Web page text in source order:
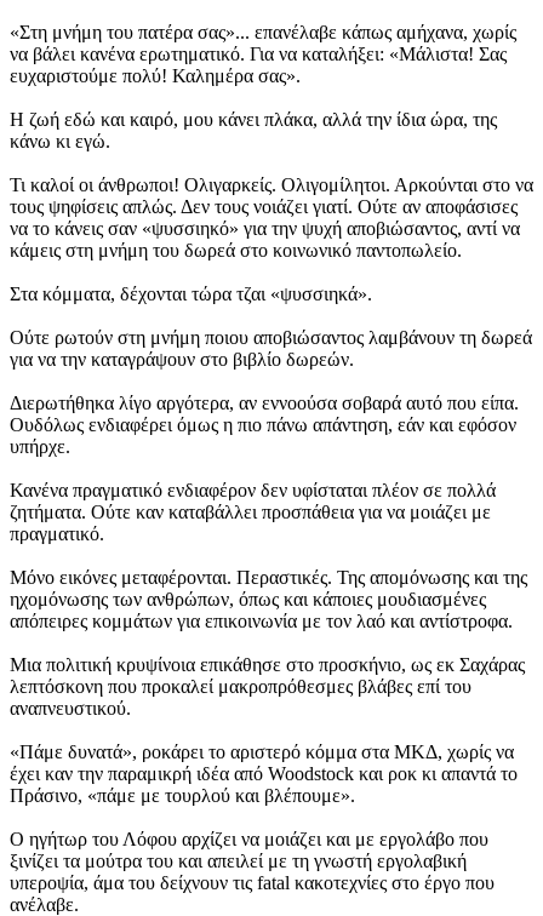
«Στη μνήμη του πατέρα σας»... επανέλαβε κάπως αμήχανα, χωρίς
να βάλει κανένα ερωτηματικό. Για να καταλήξει: «Μάλιστα! Σας
ευχαριστούμε πολύ! Καλημέρα σας».
Η ζωή εδώ και καιρό, μου κάνει πλάκα, αλλά την ίδια ώρα, της
κάνω κι εγώ.
Τι καλοί οι άνθρωποι! Ολιγαρκείς. Ολιγομίλητοι. Αρκούνται στο να
τους ψηφίσεις απλώς. Δεν τους νοιάζει γιατί. Ούτε αν αποφάσισες
να το κάνεις σαν «ψυσσιηκό» για την ψυχή αποβιώσαντος, αντί να
κάμεις στη μνήμη του δωρεά στο κοινωνικό παντοπωλείο.
Στα κόμματα, δέχονται τώρα τζαι «ψυσσιηκά».
Ούτε ρωτούν στη μνήμη ποιου αποβιώσαντος λαμβάνουν τη δωρεά
για να την καταγράψουν στο βιβλίο δωρεών.
Διερωτήθηκα λίγο αργότερα, αν εννοούσα σοβαρά αυτό που είπα.
Ουδόλως ενδιαφέρει όμως η πιο πάνω απάντηση, εάν και εφόσον
υπήρχε.
Κανένα πραγματικό ενδιαφέρον δεν υφίσταται πλέον σε πολλά
ζητήματα. Ούτε καν καταβάλλει προσπάθεια για να μοιάζει με
πραγματικό.
Μόνο εικόνες μεταφέρονται. Περαστικές. Της απομόνωσης και της
ηχομόνωσης των ανθρώπων, όπως και κάποιες μουδιασμένες
απόπειρες κομμάτων για επικοινωνία με τον λαό και αντίστροφα.
Μια πολιτική κρυψίνοια επικάθησε στο προσκήνιο, ως εκ Σαχάρας
λεπτόσκονη που προκαλεί μακροπρόθεσμες βλάβες επί του
αναπνευστικού.
«Πάμε δυνατά», ροκάρει το αριστερό κόμμα στα ΜΚΔ, χωρίς να
έχει καν την παραμικρή ιδέα από Woodstock και ροκ κι απαντά το
Πράσινο, «πάμε με τουρλού και βλέπουμε».
Ο ηγήτωρ του Λόφου αρχίζει να μοιάζει και με εργολάβο που
ξινίζει τα μούτρα του και απειλεί με τη γνωστή εργολαβική
υπεροψία, άμα του δείχνουν τις fatal κακοτεχνίες στο έργο που
ανέλαβε.